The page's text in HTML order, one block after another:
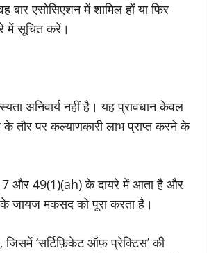
एसोसिएशन में शामिल हों या फिर
में सूचित करें।
अनिवार्य नहीं है। यह प्रावधान केवल
तौर पर कल्याणकारी लाभ प्राप्त करने के
7 और 49(1)(ah) के दायरे में आता है और
जायज मकसद को पूरा करता है।
जिसमें ‘सर्टिफ़िकेट ऑफ़ प्रेक्टिस’ की